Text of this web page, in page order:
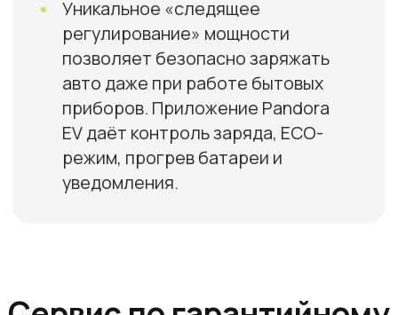
Скачать презентацию
Получите
консультацию и чек-
лист «Как выбрать
зарядную станцию и